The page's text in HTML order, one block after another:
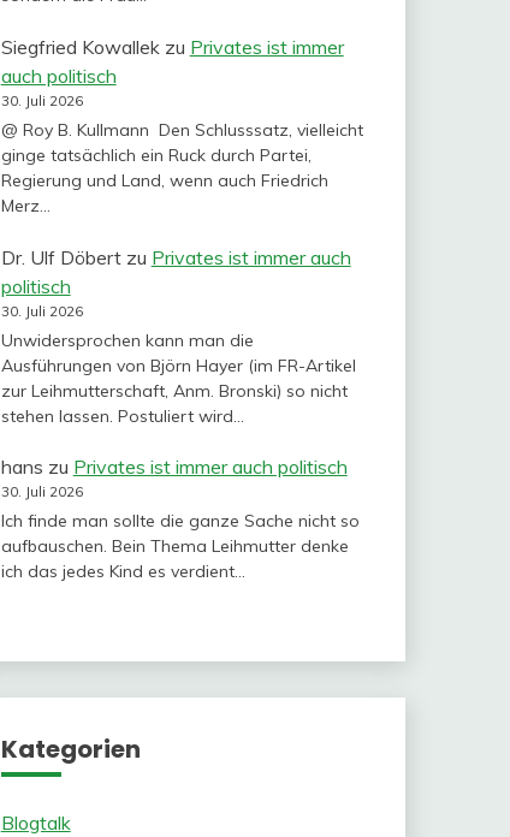
Siegfried Kowallekzu Privates ist immer
auch politisch
30. Juli 2026
@ Roy B. Kullmann Den Schlusssatz, vielleicht
ginge tatsächlich ein Ruck durch Partei,
Regierung und Land, wenn auch Friedrich
Merz…
Dr. Ulf Döbertzu Privates ist immer auch
politisch
30. Juli 2026
Unwidersprochen kann man die
Ausführungen von Björn Hayer (im FR-Artikel
zur Leihmutterschaft, Anm. Bronski) so nicht
stehen lassen. Postuliert wird…
hans zu Privates ist immer auch politisch
30. Juli 2026
Ich finde man sollte die ganze Sache nicht so
aufbauschen. Bein Thema Leihmutter denke
ich das jedes Kind es verdient…
Kategorien
Blogtalk